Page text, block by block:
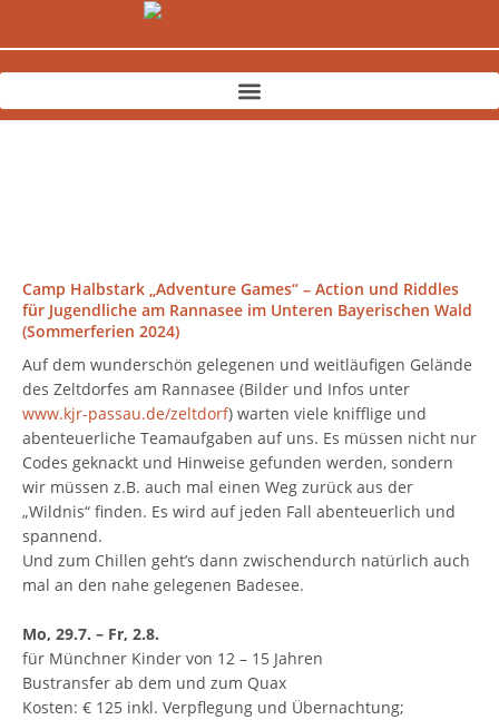
Camp Halbstark „Adventure Games“ – Action und Riddles
für Jugendliche am Rannasee im Unteren Bayerischen Wald
(Sommerferien 2024)
Auf dem wunderschön gelegenen und weitläufigen Gelände
des Zeltdorfes am Rannasee (Bilder und Infos unter
www.kjr-passau.de/zeltdorf) warten viele knifflige und
abenteuerliche Teamaufgaben auf uns. Es müssen nicht nur
Codes geknackt und Hinweise gefunden werden, sondern
wir müssen z.B. auch mal einen Weg zurück aus der
„Wildnis“ finden. Es wird auf jeden Fall abenteuerlich und
spannend.
Und zum Chillen geht’s dann zwischendurch natürlich auch
mal an den nahe gelegenen Badesee.
Mo, 29.7. – Fr, 2.8.
für Münchner Kinder von 12 – 15 Jahren
Bustransfer ab dem und zum Quax
Kosten: € 125 inkl. Verpflegung und Übernachtung;